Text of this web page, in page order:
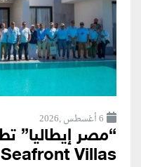
6 أغسطس ,2026
Seafront Villas في “سولاري”